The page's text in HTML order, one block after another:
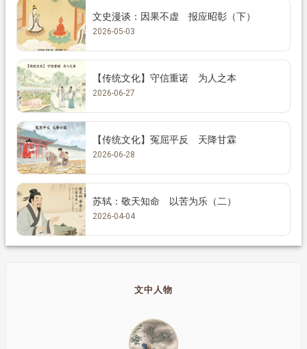
文史漫谈：因果不虚 报应昭彰（下）
2026-05-03
【传统文化】守信重诺 为人之本
2026-06-27
【传统文化】冤屈平反 天降甘霖
2026-06-28
苏轼：敬天知命 以苦为乐（二）
2026-04-04
文中人物